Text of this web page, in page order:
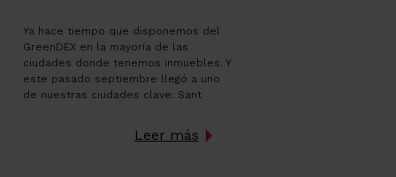
Ya hace tiempo que disponemos del
GreenDEX en la mayoría de las
ciudades donde tenemos inmuebles. Y
este pasado septiembre llegó a uno
de nuestras ciudades clave: Sant
nuestros inmuebles cubiertos por el
GreenDEX. Pero a lo mejor debemos
Leer más